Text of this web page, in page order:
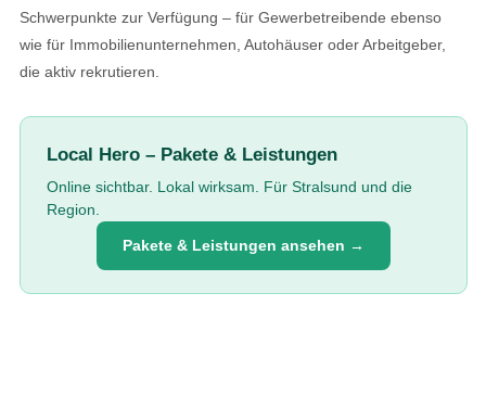
Schwerpunkte zur Verfügung – für Gewerbetreibende ebenso
wie für Immobilienunternehmen, Autohäuser oder Arbeitgeber,
die aktiv rekrutieren.
Local Hero – Pakete & Leistungen
Online sichtbar. Lokal wirksam. Für Stralsund und die
Region.
Pakete & Leistungen ansehen →